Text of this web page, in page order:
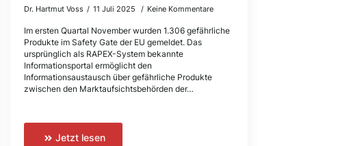
Dr. Hartmut Voss 11 Juli 2025 Keine Kommentare
Im ersten Quartal November wurden 1.306 gefährliche
Produkte im Safety Gate der EU gemeldet. Das
ursprünglich als RAPEX-System bekannte
Informationsportal ermöglicht den
Informationsaustausch über gefährliche Produkte
zwischen den Marktaufsichtsbehörden der…
Jetzt lesen